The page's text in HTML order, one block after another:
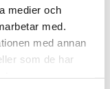
medier och
med.
med annan
som de har